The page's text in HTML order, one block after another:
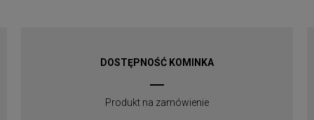
DOSTĘPNOŚĆ KOMINKA
Produkt na zamówienie